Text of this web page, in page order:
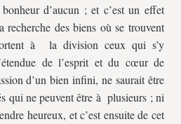
d’aucun ; et c’est un effet
recherche des biens où se trouvent
à la division ceux qui s’y
de l’esprit et du cœur de
d’un bien infini, ne saurait être
qui ne peuvent être à plusieurs ; ni
heureux, et c’est ensuite de cet